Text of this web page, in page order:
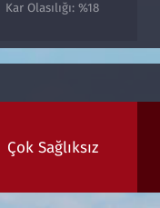
Kar Olasılığı: %18
Çok Sağlıksız